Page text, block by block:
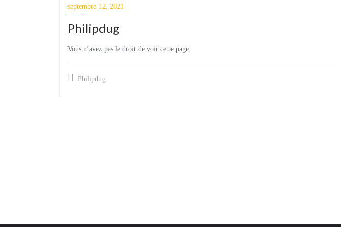
septembre 12, 2021
Philipdug
Vous n’avez pas le droit de voir cette page.
Philipdug